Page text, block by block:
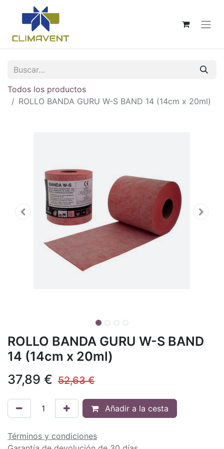
Todos los productos
ROLLO BANDA GURU W-S BAND 14 (14cm x 20ml)
ROLLO BANDA GURU W-S BAND
14 (14cm x 20ml)
37,89 € 52,63€
Añadir a la cesta
Términos y condiciones